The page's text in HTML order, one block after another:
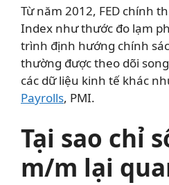
Từ năm 2012, FED chính
Index như thước đo lạm
trình định hướng chính
thường được theo dõi
các dữ liệu kinh tế khác
Payrolls, PMI.
Tại sao chỉ
m/m lại